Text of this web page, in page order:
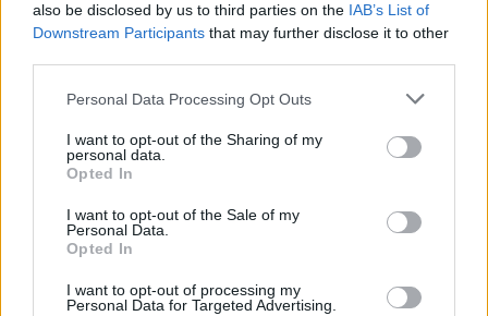
also be disclosed by us to third parties on the IAB’s List of
Downstream Participants that may further disclose it to other
Please note that this website/app uses one or more Google
not limited to your visit or usage behaviour. You may click to
grant or deny consent to Google and its third-party tags to
use your data for below specified purposes in below Google
consent section.
Personal Data Processing Opt Outs
I want to opt-out of the Sharing of my
personal data.
Opted In
I want to opt-out of the Sale of my
Personal Data.
Opted In
I want to opt-out of processing my
Personal Data for Targeted Advertising.